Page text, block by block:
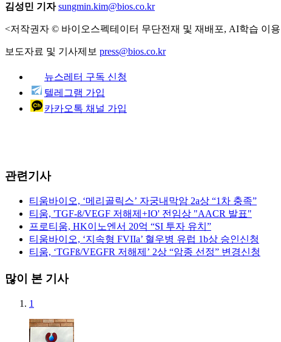
김성민 기자 sungmin.kim@bios.co.kr
<저작권자 © 바이오스펙테이터 무단전재 및 재배포, AI학습 이
보도자료 및 기사제보 press@bios.co.kr
뉴스레터 구독 신청
텔레그램 가입
카카오톡 채널 가입
관련기사
티움바이오, ‘메리골릭스’ 자궁내막암 2a상 “1차 충족”
티움, 'TGF-ß/VEGF 저해제+IO' 전임상 "AACR 발표"
프로티움, HK이노엔서 20억 “SI 투자 유치”
티움바이오, ‘지속형 FVIIa’ 혈우병 유럽 1b상 승인신청
티움, ‘TGFß/VEGFR 저해제’ 2상 “암종 선정” 변경신청
많이 본 기사
1